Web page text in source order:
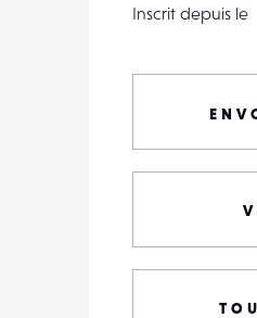
Inscrit depuis le